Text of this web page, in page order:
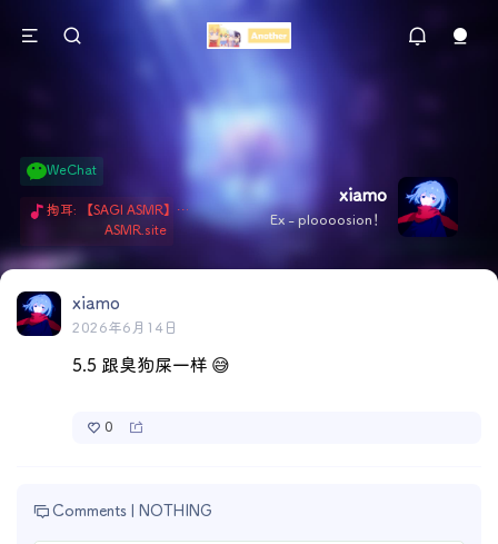
xiamo
Ex - ploooosion！
WeChat
掏耳: 【SAGI ASMR】今天就由阿米娅给博士掏耳吧「耳勺x鹅毛棒x吹气」 Hi-Res无损助眠 + 单刷: ASMR 精选4.0｜ 陪伴天花板 ✦扶扶の温柔哄睡 ✦ 顶级道具和语气词的交融 ✦ 扶桑大红花、
ASMR.site
xiamo
2026年6月14日
5.5 跟臭狗屎一样 😅
0
Comments | NOTHING